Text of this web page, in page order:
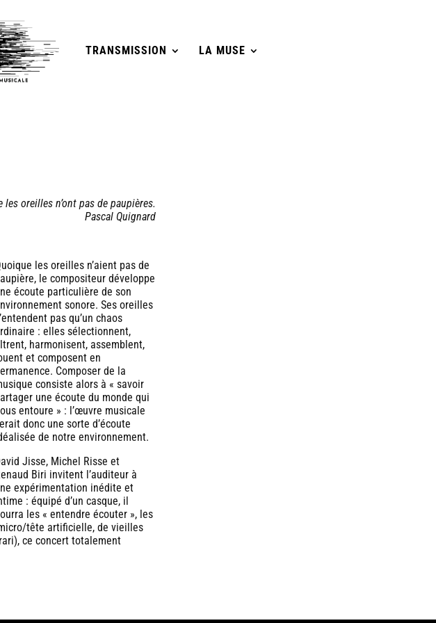
TRANSMISSION LA MUSE
oreilles n’ont pas de paupières.
Pascal Quignard
les oreilles n’aient pas de
le compositeur développe
écoute particulière de son
sonore. Ses oreilles
pas qu’un chaos
: elles sélectionnent,
harmonisent, assemblent,
et composent en
Composer de la
consiste alors à « savoir
une écoute du monde qui
entoure » : l’œuvre musicale
donc une sorte d’écoute
de notre environnement.
Jisse, Michel Risse et
Biri invitent l’auditeur à
expérimentation inédite et
: équipé d’un casque, il
les « entendre écouter », les
tête artificielle, de vieilles
ce concert totalement